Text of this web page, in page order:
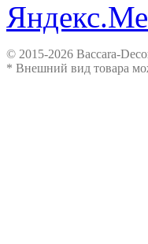
© 2015-2026 Baccara-
* Внешний вид товара